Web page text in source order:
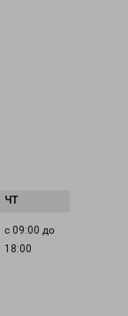
с 09:00 до
18:00